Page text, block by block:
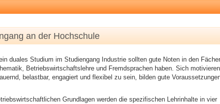
an der Hochschule
duales Studium im Studiengang Industrie sollten gute Noten in den
Betriebswirtschaftslehre und Fremdsprachen haben. Sich
belastbar, engagiert und flexibel zu sein, bilden gute
Grundlagen werden die spezifischen Lehrinhalte in vier